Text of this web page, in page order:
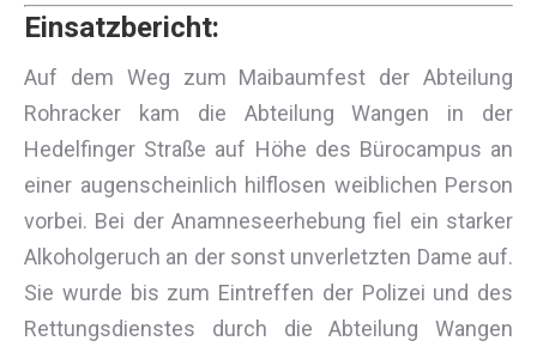
Einsatzbericht:
Auf dem Weg zum Maibaumfest der Abteilung
Rohracker kam die Abteilung Wangen in der
Hedelfinger Straße auf Höhe des Bürocampus an
einer augenscheinlich hilflosen weiblichen Person
vorbei. Bei der Anamneseerhebung fiel ein starker
Alkoholgeruch an der sonst unverletzten Dame auf.
Sie wurde bis zum Eintreffen der Polizei und des
Rettungsdienstes durch die Abteilung Wangen